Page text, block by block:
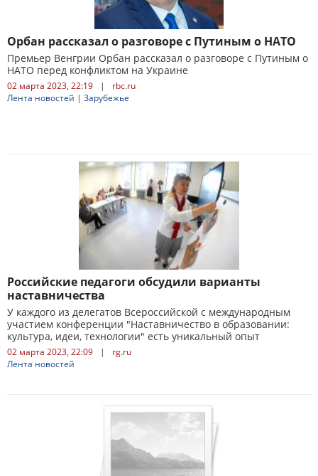
Орбан рассказал о разговоре с Путиным о НАТО
Премьер Венгрии Орбан рассказал о разговоре с Путиным о
НАТО перед конфликтом на Украине
02 марта 2023, 22:19 |
rbc.ru
Лента новостей | Зарубежье
Российские педагоги обсудили варианты
наставничества
У каждого из делегатов Всероссийской с международным
участием конференции "Наставничество в образовании:
культура, идеи, технологии" есть уникальный опыт
02 марта 2023, 22:09 |
rg.ru
Лента новостей